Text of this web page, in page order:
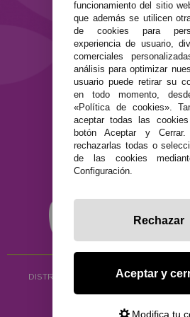
Contacto
SEGURIDAD Y
Términos y
Política de
Política de
DISTRIBUCIÓN ALIMENTACIÓN
Copyright © 2026 ·
Ecocash Productos
funcionamiento del sitio
que además se utilicen
de cookies para
experiencia de usuario,
comerciales
análisis para optimizar
usuario puede retirar su
en todo momento,
«Política de cookies».
aceptar todas las
botón Aceptar y
rechazarlas todas o
de las cookies
Configuración.
Rechazar
Aceptar y
Modifica tu